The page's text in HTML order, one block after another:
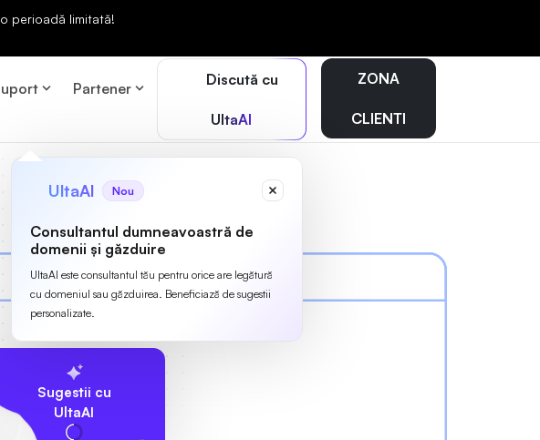
perioadă limitată!
Partener Discută cu
UltaAI
UltaAI Nou
Consultantul dumneavoastră de
domenii și găzduire
UltaAI este consultantul tău pentru orice are legătură
cu domeniul sau găzduirea. Beneficiază de sugestii
personalizate.
ZONA
CLIENTI
Sugestii cu
UltaAI